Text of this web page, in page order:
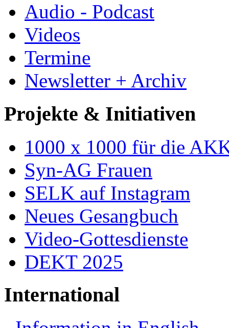
Audio - Podcast
Videos
Termine
Newsletter + Archiv
Projekte & Initiativen
1000 x 1000 für die
Syn-AG Frauen
SELK auf Instagram
Neues Gesangbuch
Video-Gottesdienste
DEKT 2025
International